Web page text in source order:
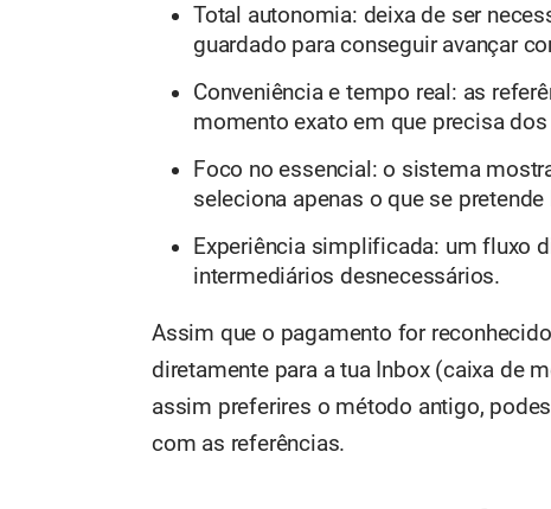
Total autonomia: deixa de ser
guardado para conseguir avançar
Conveniência e tempo real: as
momento exato em que precisa dos
Foco no essencial: o sistema
seleciona apenas o que se pretende
Experiência simplificada: um fluxo
intermediários desnecessários.
Assim que o pagamento for
diretamente para a tua Inbox (caixa de
assim preferires o método antigo,
com as referências.